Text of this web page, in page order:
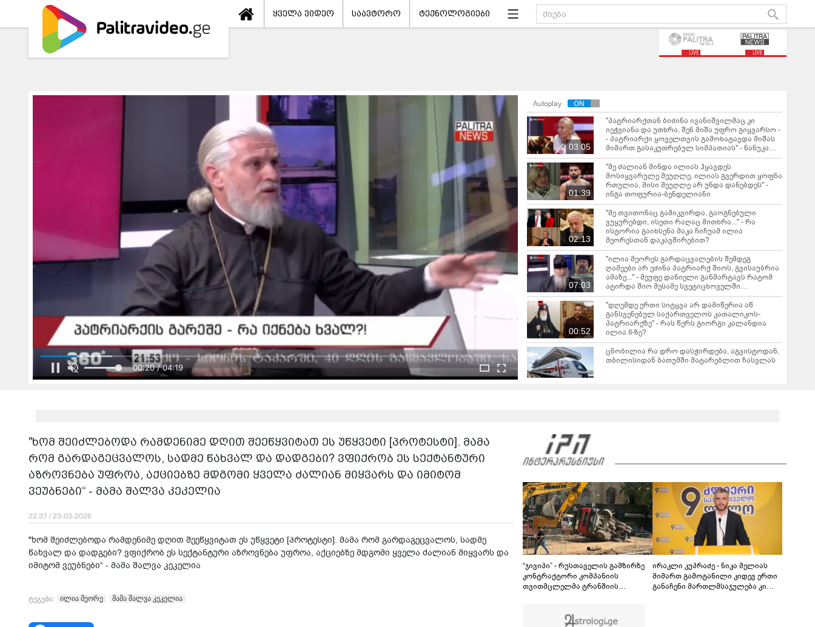
ყველა ვიდეო საავტორო ტექნოლოგიები
LIVE LIVE
00:22 / 04:19
Autoplay
03:05
"პატრიარქთან ბიძინა ივანიშვილმაც კი
იეჭვიანა და უთხრა, შენ მიშა უფრო გიყვარსო -
- პატრიარქი ყოველთვის გამოხატავდა მიშას
მიმართ გასაკუთრებულ სიმპათიას" - ნანუკა
ჟორჟოლიანი
01:39
"მე ძალიან მინდა ილიას ჰყავდეს
მოსიყვარულე მეუღლე, ილიას გვერდით ყოფნა
რთულია, მისი მეუღლე არ უნდა დანებდეს" -
ინგა თოფურია-ბენდელიანი
02:13
"მე თვითონაც გამიკვირდა, გაოგნებული
ვუყურებდი, ისეთი რაღაც მითხრა..." - რა
ისტორია გაიხსენა მაკა ჩიჩუამ ილია
მეორესთან დაკავშირებით?
07:03
"ილია მეორეს გარდაცვალების შემდეგ
ღამეები არ ეძინა პატრიარქ შიოს, გვისაუბრია
ამაზე..." - მეუფე დანიელი განმარტავს რატომ
ატირდა შიო მესამე სვეტიცხოველში
ინტრონიზაციის დროს
00:52
"დღემდე ერთი სიტყვა არ დამიწერია აწ
განსვენებულ საქართველოს კათალიკოს-
პატრიარქზე" - რას წერს გიორგი კალანდია
ილია II-ზე?
ცნობილია რა დრო დასჭირდება, აგვისტოდან,
თბილისიდან ბათუმში მატარებლით ჩასვლას
სჭირდება საზოგადოების სათანადო რეაქცია" -
01:19
ვრცელდება კადრები რუსთაველიდან, სადაც
სატვირთო გადაბრუნდა - მანქანაში
მცირეწლოვანიც იმყოფებოდა
04:26
ნანუკა ჟორჟოლიანი ვიდეომიმართვას
ავრცელებს - "ამას იურიდიული ფაკულტეტის 1-
ელი კურსის სტუდენტიც იკითხავს"
"ხომ შეიძლებოდა რამდენიმე დღით შეეწყვიტათ ეს უწყვეტი [პროტესტი]. მამა
რომ გარდაგეცვალოს, სადმე წახვალ და დადგები? ვფიქრობ ეს სექტანტური
აზროვნება უფროა, აქციებზე მდგომი ყველა ძალიან მიყვარს და იმიტომ
ვეუბნები“ - მამა შალვა კეკელია
22:37 / 23-03-2026
"ხომ შეიძლებოდა რამდენიმე დღით შეეწყვიტათ ეს უწყვეტი [პროტესტი]. მამა რომ გარდაგეცვალოს, სადმე
წახვალ და დადგები? ვფიქრობ ეს სექტანტური აზროვნება უფროა, აქციებზე მდგომი ყველა ძალიან მიყვარს და
იმიტომ ვეუბნები“ - მამა შალვა კეკელია
ტეგები: ილია მეორე მამა შალვა კეკელია
“ჯივიპი” - რუსთაველის გამზირზე
კონტრაქტორი კომპანიის
თვითმცლელმა ტრანშიის
ტექნიკის მოცურება გამოიწვია,
ირაკლი კუპრაძე - ნიკა მელიას
მიმართ გამოტანილი კიდევ ერთი
განაჩენი მართლმსაჯულება კი